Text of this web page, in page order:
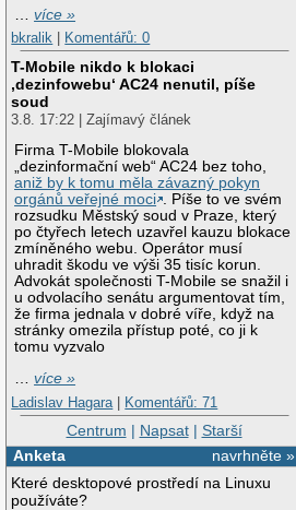
…více »
bkralik
Komentářů: 0
T-Mobile nikdo k blokaci
‚dezinfowebu‘ AC24 nenutil, píše
soud
3.8. 17:22 | Zajímavý článek
Firma T-Mobile blokovala
„dezinformační web“ AC24 bez toho,
aniž by k tomu měla závazný pokyn
orgánů veřejné moci . Píše to ve svém
rozsudku Městský soud v Praze, který
po čtyřech letech uzavřel kauzu blokace
zmíněného webu. Operátor musí
uhradit škodu ve výši 35 tisíc korun.
Advokát společnosti T-Mobile se snažil i
u odvolacího senátu argumentovat tím,
že firma jednala v dobré víře, když na
stránky omezila přístup poté, co ji k
tomu vyzvalo
…více »
Ladislav Hagara | Komentářů: 71
Centrum | Napsat| Starší
navrhněte »
Anketa
Které desktopové prostředí na Linuxu
používáte?